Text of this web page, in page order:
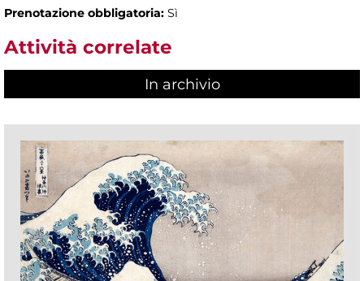
Prenotazione obbligatoria: Sì
Attività correlate
In archivio